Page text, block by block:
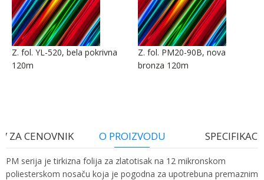
Z. fol. YL-520, bela pokrivna
120m
Z. fol. PM20-90B, nova
bronza 120m
ZA CENOVNIK O PROIZVODU
PM serija je tirkizna folija za zlatotisak na 12 mikronskom
poliesterskom nosaču koja je pogodna za upotrebuna premaznim